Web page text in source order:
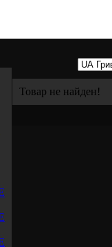
Товар не найден!